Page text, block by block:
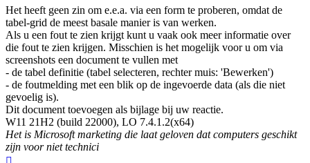
Het heeft geen zin om e.e.a. via een form te proberen, omdat de
tabel-grid de meest basale manier is van werken.
Als u een fout te zien krijgt kunt u vaak ook meer informatie over
die fout te zien krijgen. Misschien is het mogelijk voor u om via
screenshots een document te vullen met
- de tabel definitie (tabel selecteren, rechter muis: 'Bewerken')
- de foutmelding met een blik op de ingevoerde data (als die niet
gevoelig is).
Dit document toevoegen als bijlage bij uw reactie.
W11 21H2 (build 22000), LO 7.4.1.2(x64)
Het is Microsoft marketing die laat geloven dat computers geschikt
zijn voor niet technici